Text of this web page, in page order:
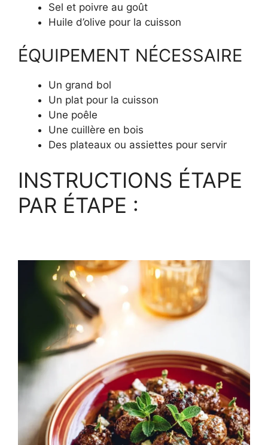
Sel et poivre au goût
Huile d’olive pour la cuisson
ÉQUIPEMENT NÉCESSAIRE
Un grand bol
Un plat pour la cuisson
Une poêle
Une cuillère en bois
Des plateaux ou assiettes pour servir
INSTRUCTIONS ÉTAPE
PAR ÉTAPE :